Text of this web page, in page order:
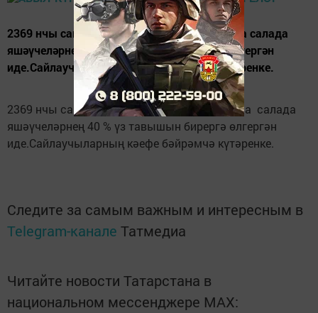
2369 нчы сайлау участогында көн уртасына салада
яшәүчеләрнең 40 % үз тавышын бирергә өлгергән
иде.Сайлаучыларның кәефе бәйрәмчә күтәренке.
2369 нчы сайлау участогында көн уртасына салада
яшәүчеләрнең 40 % үз тавышын бирергә өлгергән
иде.Сайлаучыларның кәефе бәйрәмчә күтәренке.
Следите за самым важным и интересным в
Telegram-канале Татмедиа
Читайте новости Татарстана в
национальном мессенджере MАХ: